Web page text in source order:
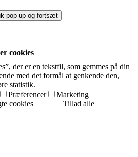
pop up og fortsæt
cookies
der er en tekstfil, som gemmes på din
med det formål at genkende den,
statistik.
Præferencer
Marketing
cookies
Tillad alle